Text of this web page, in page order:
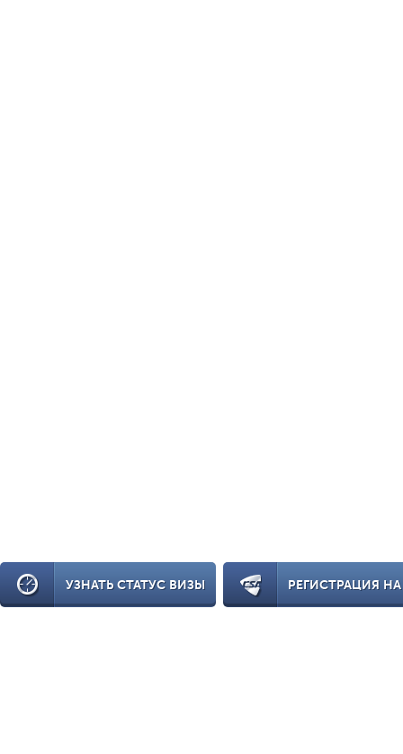
УЗНАТЬ СТАТУС ВИЗЫ РЕГИСТРАЦИЯ НА